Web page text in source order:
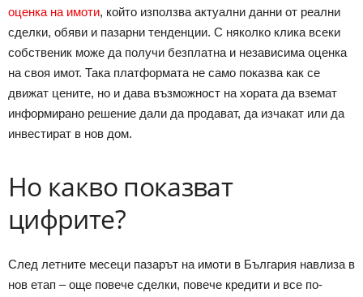
оценка на имоти, който използва актуални данни от реални
сделки, обяви и пазарни тенденции. С няколко клика всеки
собственик може да получи безплатна и независима оценка
на своя имот. Така платформата не само показва как се
движат цените, но и дава възможност на хората да вземат
информирано решение дали да продават, да изчакат или да
инвестират в нов дом.
Но какво показват
цифрите?
След летните месеци пазарът на имоти в България навлиза в
нов етап – още повече сделки, повече кредити и все по-